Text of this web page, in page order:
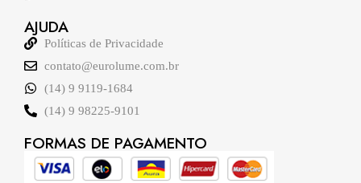
AJUDA
Políticas de Privacidade
contato@eurolume.com.br
(14) 9 9119-1684
(14) 9 98225-9101
FORMAS DE PAGAMENTO